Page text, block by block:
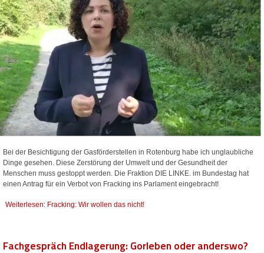
Bei der Besichtigung der Gasförderstellen in Rotenburg habe ich unglaubliche
Dinge gesehen. Diese Zerstörung der Umwelt und der Gesundheit der
Menschen muss gestoppt werden. Die Fraktion DIE LINKE. im Bundestag hat
einen Antrag für ein Verbot von Fracking ins Parlament eingebracht!
Weiterlesen: Fracking: Wir wollen das nicht!
Fachgespräch Endlagerung: Gorleben oder anderswo?